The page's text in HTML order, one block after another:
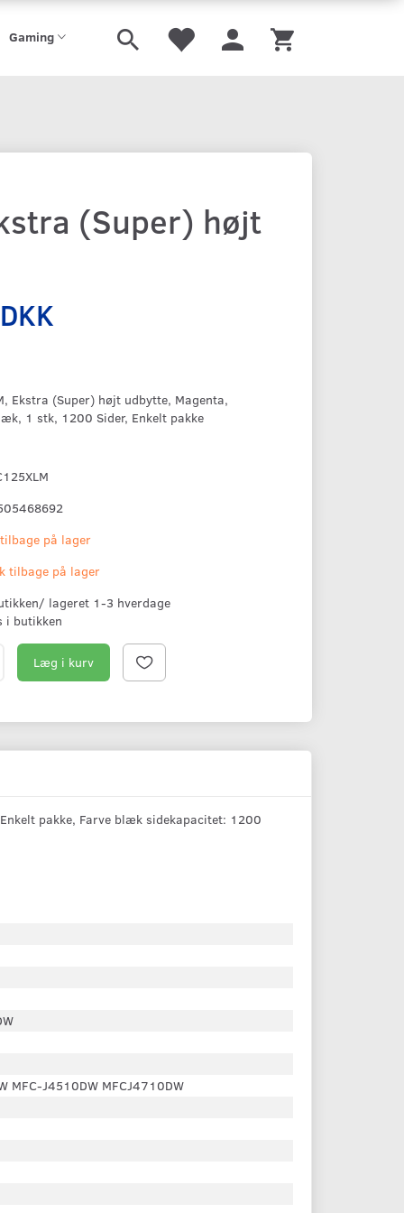
Gaming
(Super) højt
Ekstra (Super) højt udbytte, Magenta,
1 stk, 1200 Sider, Enkelt pakke
på lager
tilbage på lager
lageret 1-3 hverdage
i butikken
Læg i kurv
pakke, Farve blæk sidekapacitet: 1200
MFC-J4510DW MFCJ4710DW